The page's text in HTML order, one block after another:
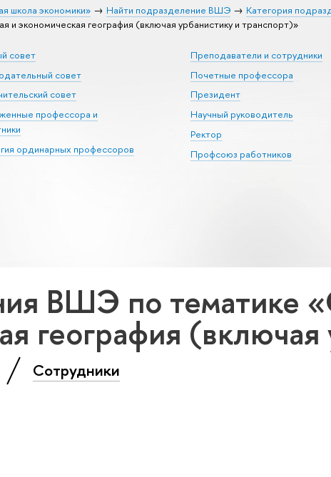
школа экономики» Найти подразделение ВШЭ
Категория
экономическая география (включая урбанистику и транспорт)»
совет
совет
совет
профессора и
ординарных профессоров
Преподаватели и сотрудники
Почетные профессора
Президент
Научный руководитель
Ректор
Профсоюз работников
ВШЭ по тематике
география (включая
Сотрудники